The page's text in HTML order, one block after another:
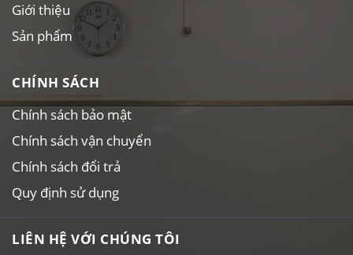
Giới thiệu
Sản phẩm
CHÍNH SÁCH
Chính sách bảo mật
Chính sách vận chuyển
Chính sách đổi trả
Quy định sử dụng
LIÊN HỆ VỚI CHÚNG TÔI